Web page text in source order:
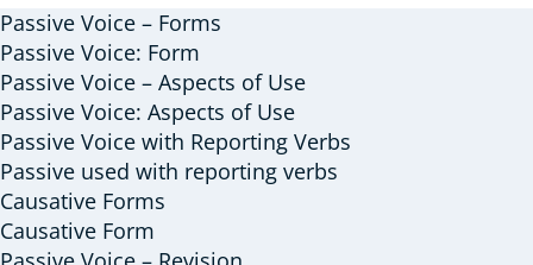
U,
V,
W
/
GRAMMAR
–
Passive
Voice;
Causatives
Passive Voice – Forms
Passive Voice: Form
Passive Voice – Aspects of Use
Passive Voice: Aspects of Use
Passive Voice with Reporting Verbs
Passive used with reporting verbs
Causative Forms
Causative Form